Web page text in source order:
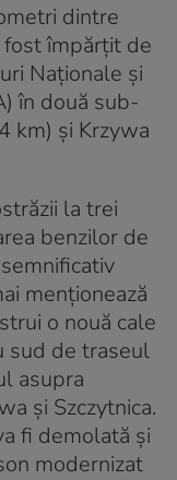
dintre
fost împărțit de
Naționale și
în două sub-
km) și Krzywa
la trei
benzilor de
menționează
o nouă cale
sud de traseul
asupra
și Szczytnica.
fi demolată și
modernizat